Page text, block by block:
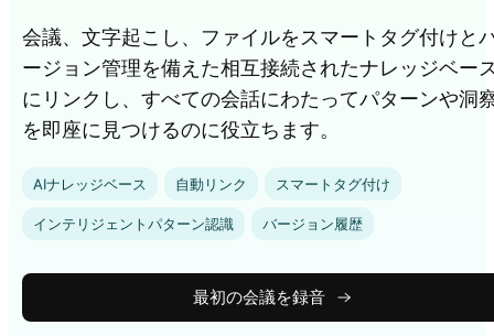
会議、文字起こし、ファイルをスマートタグ付けと
ージョン管理を備えた相互接続されたナレッジベー
にリンクし、すべての会話にわたってパターンや洞
を即座に見つけるのに役立ちます。
AIナレッジベース 自動リンク スマートタグ付け
インテリジェントパターン認識 バージョン履歴
最初の会議を録音